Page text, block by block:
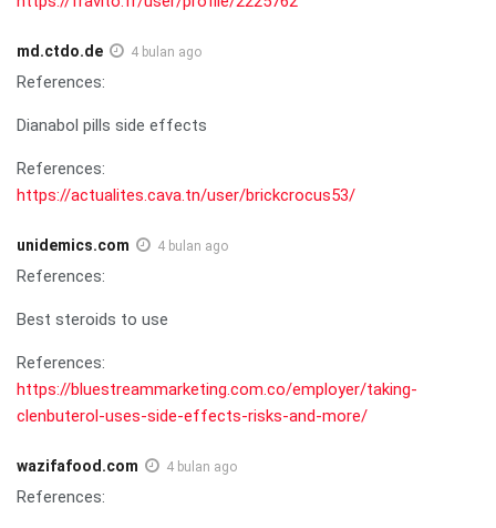
md.ctdo.de 4 bulan ago
References:
Dianabol pills side effects
References:
https://actualites.cava.tn/user/brickcrocus53/
unidemics.com 4 bulan ago
References:
Best steroids to use
References:
https://bluestreammarketing.com.co/employer/taking-
clenbuterol-uses-side-effects-risks-and-more/
wazifafood.com 4 bulan ago
References: